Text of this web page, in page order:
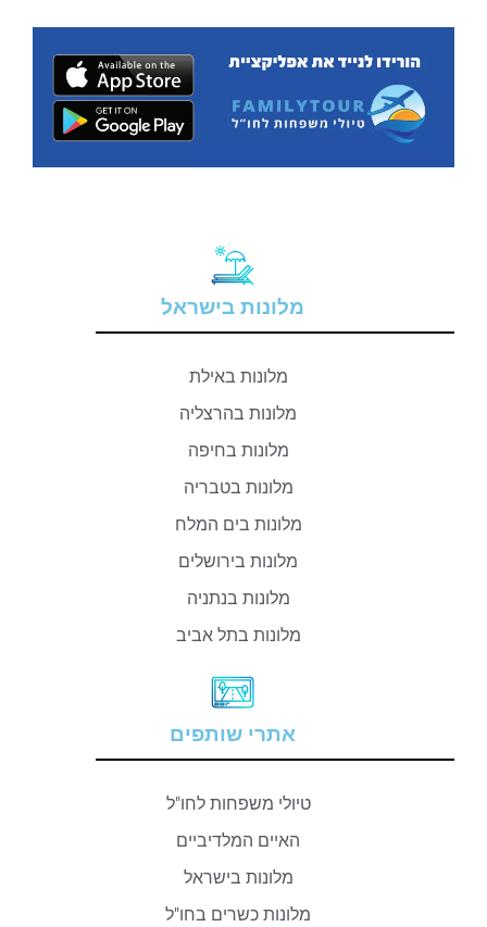
מלונות בישראל
מלונות באילת
מלונות בהרצליה
מלונות בחיפה
מלונות בטבריה
מלונות בים המלח
מלונות בירושלים
מלונות בנתניה
מלונות בתל אביב
אתרי שותפים
טיולי משפחות לחו"ל
האיים המלדיביים
מלונות בישראל
מלונות כשרים בחו"ל